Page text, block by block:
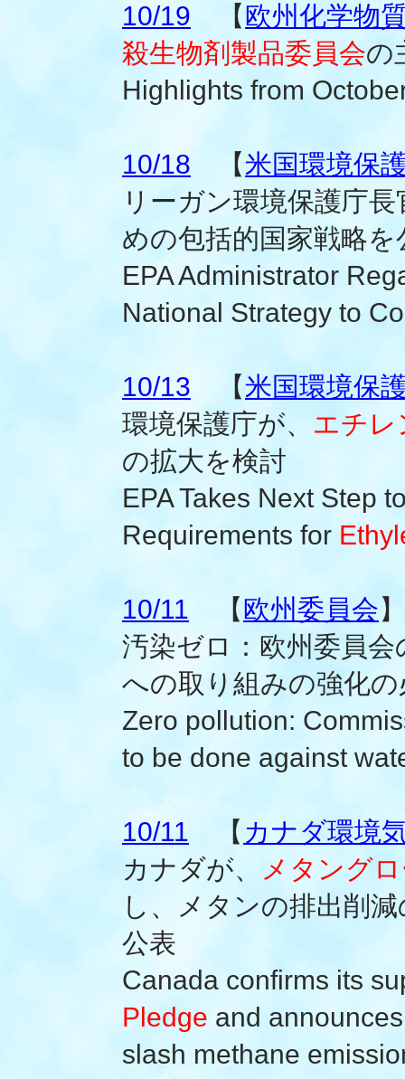
10/19 【欧州化学物
殺生物剤製品委員会の
Highlights from
10/18 【米国環境保
リーガン環境保護庁長
めの包括的国家戦略を
EPA Administrator
National Strategy to
10/13 【米国環境保
環境保護庁が、 エチ
の拡大を検討
EPA Takes Next Step
Requirements for
10/11 【欧州委員会】
汚染ゼロ：欧州委員会
への取り組みの強化
Zero pollution:
to be done against
10/11 【 カナダ環境
カナダが、
メタング
し、メタンの排出削
公表
Canada confirms its
Pledge and
slash methane